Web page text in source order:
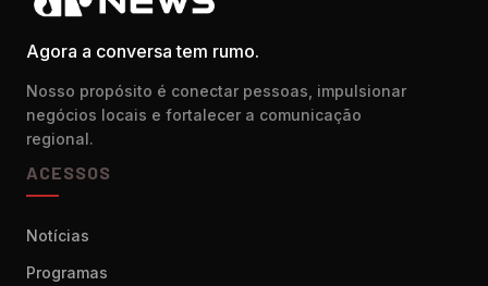
Agora a conversa tem rumo.
Nosso propósito é conectar pessoas, impulsionar
negócios locais e fortalecer a comunicação
regional.
ACESSOS
Notícias
Programas